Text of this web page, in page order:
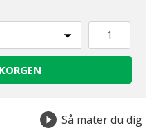
Så mäter du dig